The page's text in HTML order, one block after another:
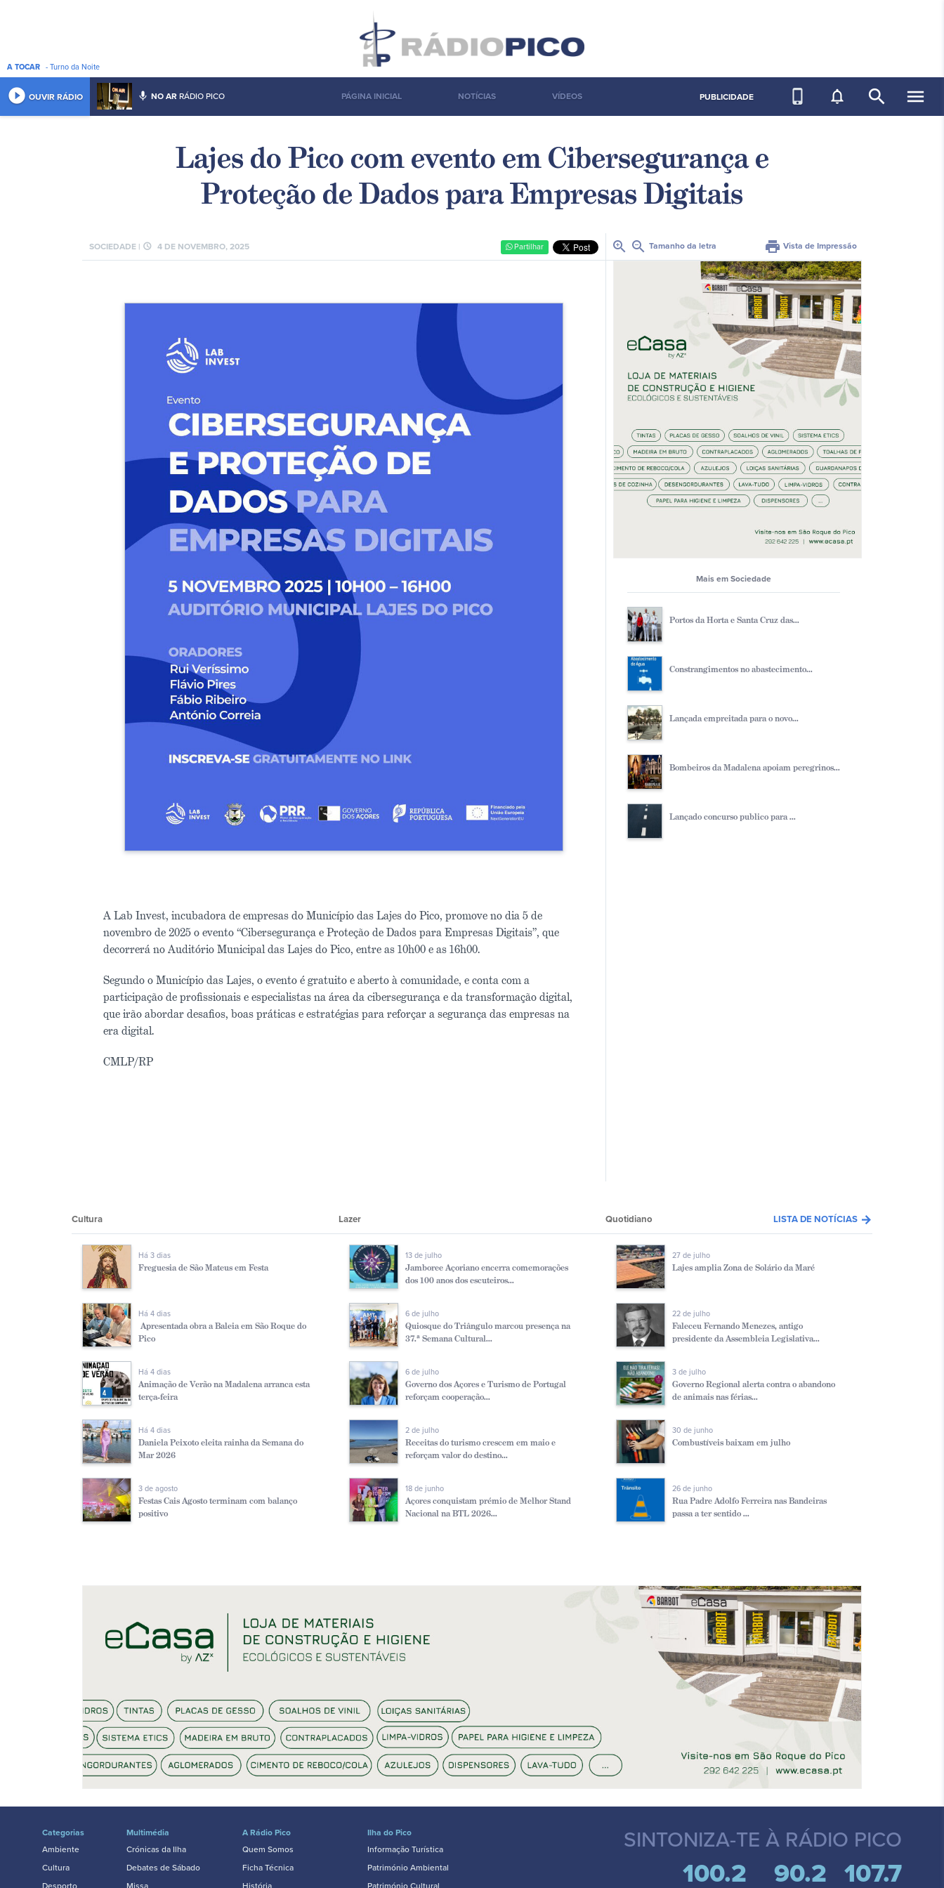
A TOCAR - Turno da Noite
play_circle_filled OUVIR RÁDIO mic NO AR RÁDIO PICO PÁGINA INICIAL NOTÍCIAS VÍDEOS PUBLICIDADE phone_iphone notifications_none search menu
Lajes do Pico com evento em Cibersegurança e
Proteção de Dados para Empresas Digitais
SOCIEDADE | schedule 4 DE NOVEMBRO, 2025 Partilhar
A Lab Invest, incubadora de empresas do Município das Lajes do Pico, promove no dia 5 de
novembro de 2025 o evento “Cibersegurança e Proteção de Dados para Empresas Digitais”, que
decorrerá no Auditório Municipal das Lajes do Pico, entre as 10h00 e as 16h00.
Segundo o Município das Lajes, o evento é gratuito e aberto à comunidade, e conta com a
participação de profissionais e especialistas na área da cibersegurança e da transformação digital,
que irão abordar desafios, boas práticas e estratégias para reforçar a segurança das empresas na
era digital.
CMLP/RP
zoom_in zoom_out Tamanho da letra print Vista de Impressão
Mais em Sociedade
Portos da Horta e Santa Cruz das...
Constrangimentos no abastecimento...
Lançada empreitada para o novo...
Bombeiros da Madalena apoiam peregrinos...
Lançado concurso publico para ...
Cultura Lazer Quotidiano LISTA DE NOTÍCIAS arrow_forward
Há 3 dias
Freguesia de São Mateus em Festa
Há 4 dias
Apresentada obra a Baleia em São Roque do
Pico
Há 4 dias
Animação de Verão na Madalena arranca esta
terça-feira
Há 4 dias
Daniela Peixoto eleita rainha da Semana do
Mar 2026
3 de agosto
Festas Cais Agosto terminam com balanço
positivo
13 de julho
Jamboree Açoriano encerra comemorações
dos 100 anos dos escuteiros...
6 de julho
Quiosque do Triângulo marcou presença na
37.ª Semana Cultural...
6 de julho
Governo dos Açores e Turismo de Portugal
reforçam cooperação...
2 de julho
Receitas do turismo crescem em maio e
reforçam valor do destino...
18 de junho
Açores conquistam prémio de Melhor Stand
Nacional na BTL 2026...
27 de julho
Lajes amplia Zona de Solário da Maré
22 de julho
Faleceu Fernando Menezes, antigo
presidente da Assembleia Legislativa...
3 de julho
Governo Regional alerta contra o abandono
de animais nas férias...
30 de junho
Combustíveis baixam em julho
26 de junho
Rua Padre Adolfo Ferreira nas Bandeiras
passa a ter sentido ...
Categorias
Ambiente
Cultura
Desporto
Multimédia
Crónicas da Ilha
Debates de Sábado
Missa
A Rádio Pico
Quem Somos
Ficha Técnica
História
Ilha do Pico
Informação Turística
Património Ambiental
Património Cultural
SINTONIZA-TE À RÁDIO PICO
100.2 90.2 107.7